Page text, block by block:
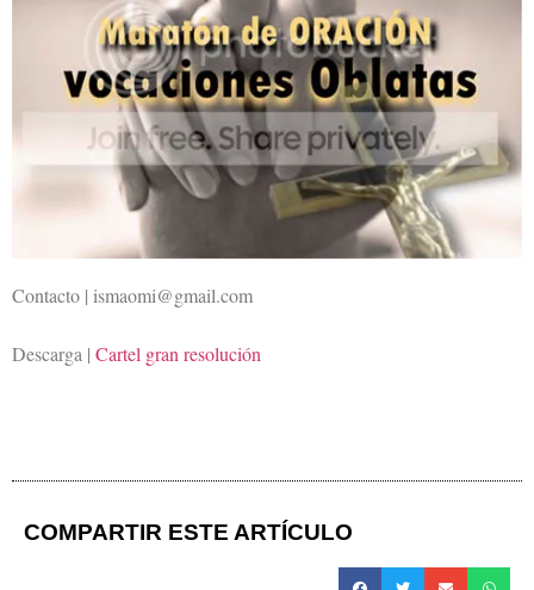
Contacto | ismaomi@gmail.com
Descarga | Cartel gran resolución
COMPARTIR ESTE ARTÍCULO